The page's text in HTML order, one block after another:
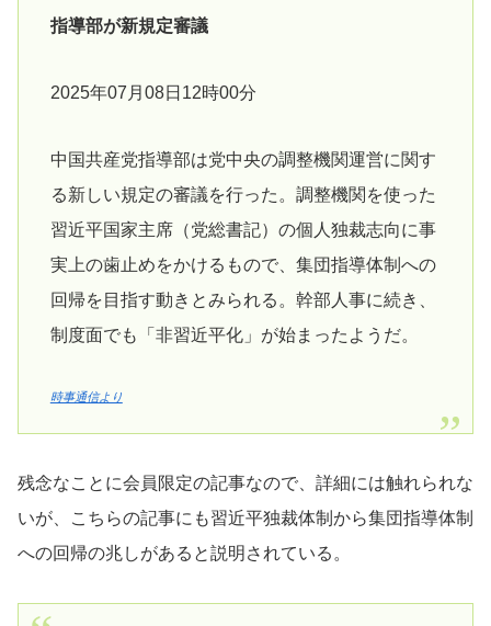
指導部が新規定審議
2025年07月08日12時00分
中国共産党指導部は党中央の調整機関運営に関す
る新しい規定の審議を行った。調整機関を使った
習近平国家主席（党総書記）の個人独裁志向に事
実上の歯止めをかけるもので、集団指導体制への
回帰を目指す動きとみられる。幹部人事に続き、
制度面でも「非習近平化」が始まったようだ。
時事通信より
残念なことに会員限定の記事なので、詳細には触れられな
いが、こちらの記事にも習近平独裁体制から集団指導体制
への回帰の兆しがあると説明されている。